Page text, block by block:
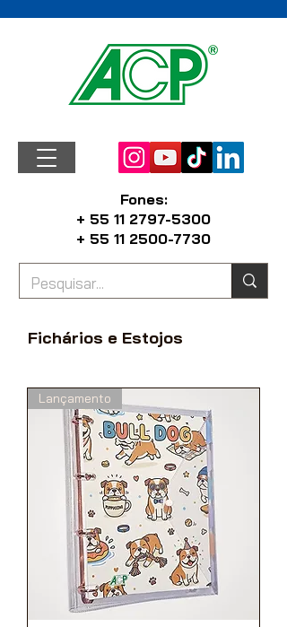
Fones:
+ 55 11 2797-5300
+ 55 11 2500-7730
Fichários e Estojos
Lançamento